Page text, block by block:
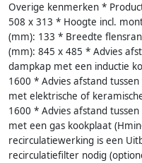
Overige kenmerken *
508 x 313 * Hoogte incl.
(mm): 133 * Breedte
(mm): 845 x 485 * Advies
dampkap met een inductie
1600 * Advies afstand
met elektrische of
1600 * Advies afstand
met een gas kookplaat
recirculatiewerking is een
recirculatiefilter nodig